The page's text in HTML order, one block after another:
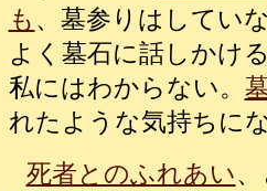
も 、墓参りはしてい
よく墓石に話しかけ
私にはわからない。
れたような気持ちに
死者とのふれあい